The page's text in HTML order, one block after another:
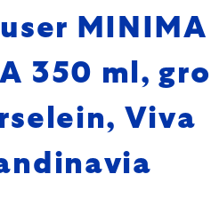
MINIMA
350 ml,
Viva